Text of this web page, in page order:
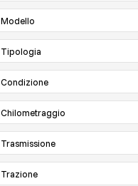
Modello
Tipologia
Condizione
Chilometraggio
Trasmissione
Trazione